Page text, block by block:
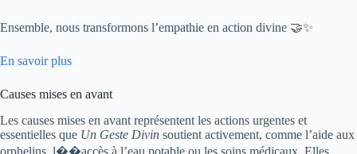
Ensemble, nous transformons l’empathie en action divine 🤝✨
En savoir plus
Causes mises en avant
Les causes mises en avant représentent les actions urgentes et
essentielles que Un Geste Divin soutient activement, comme l’aide aux
orphelins, l��accès à l’eau potable ou les soins médicaux. Elles